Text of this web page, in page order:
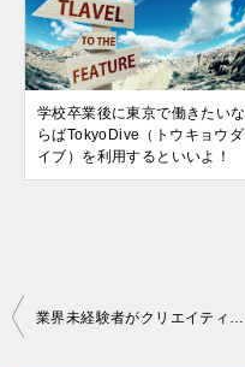
学校卒業後に東京で働きたいな
らばTokyoDive（トウキョウダ
イブ）を利用するといいよ！
投